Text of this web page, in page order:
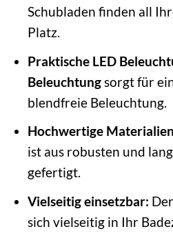
Schubladen finden all
Platz.
Praktische LED
Beleuchtungsorgt für
blendfreie Beleuchtung.
Hochwertige
ist aus robusten und
gefertigt.
Vielseitig einsetzbar:
sich vielseitig in Ihr